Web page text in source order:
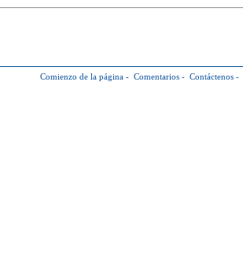
Comienzo de la página - Comentarios - Contáctenos -